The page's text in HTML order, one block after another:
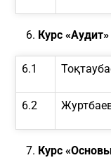
Курс
6.1
6.2
Курс